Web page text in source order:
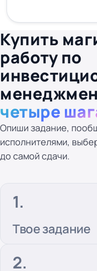
Купить
работу по
четыре
Опиши задание,
исполнителями,
до самой сдачи.
Твое задание